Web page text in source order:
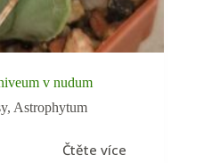
v nudum
, Astrophytum
Čtěte více